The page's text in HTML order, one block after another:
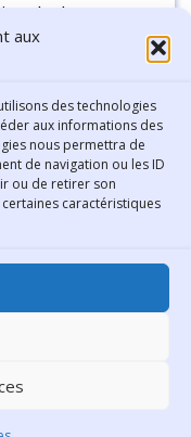
aux
des technologies
aux informations des
nous permettra de
de navigation ou les ID
ou de retirer son
caractéristiques
de documents
d’accéder à
:
municipale de
Vivier-Merle
comité éditorial